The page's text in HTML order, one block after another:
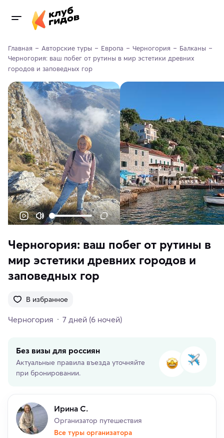
Главная Авторские туры Европа Черногория
Балканы
Черногория: ваш побег от рутины в мир эстетики древних
городов и заповедных гор
Черногория: ваш побег от рутины в
мир эстетики древних городов и
заповедных гор
В избранное
Черногория 7 дней (6 ночей)
Без визы для россиян
Актуальные правила въезда уточняйте
при бронировании.
Ирина С.
Организатор путешествия
Все туры организатора